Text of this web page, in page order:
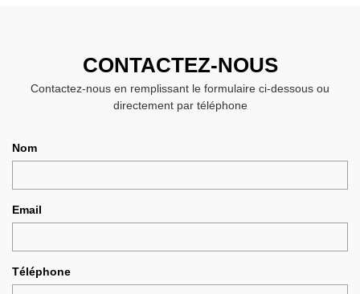
CONTACTEZ-NOUS
Contactez-nous en remplissant le formulaire ci-dessous ou
directement par téléphone
Nom
Email
Téléphone